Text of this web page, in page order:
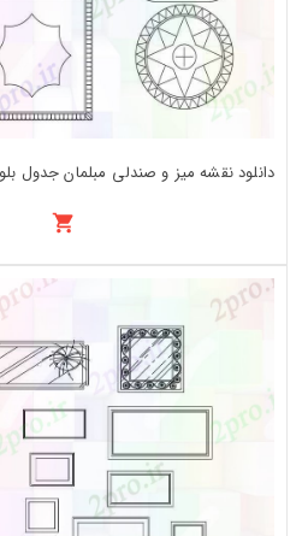
دانلود نقشه میز و صندلی مبلمان جدول بلوک